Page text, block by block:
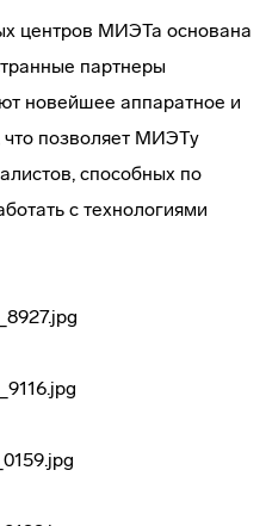
центров МИЭТа основана
партнеры
новейшее аппаратное и
позволяет МИЭТу
способных по
с технологиями